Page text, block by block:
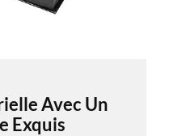
Avec Un
Exquis